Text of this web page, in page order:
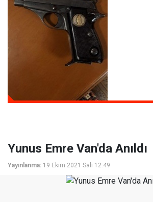
Yunus Emre Van'da Anıldı
Yayınlanma: 19 Ekim 2021 Salı 12:49